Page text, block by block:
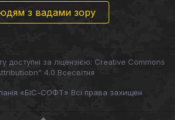
з вадами зору
доступні за ліцензією: Creative Commons
4.0 Всесвітня
«БІС-СОФТ» Всі права захищен